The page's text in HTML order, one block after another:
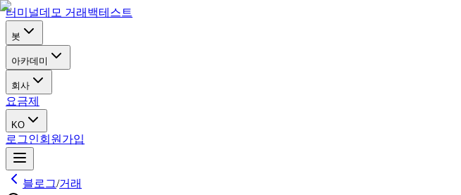
터미널데모 거래 백테스트
봇
아카데미
회사
요금제
KO
로그인회원가입
블로그/거래